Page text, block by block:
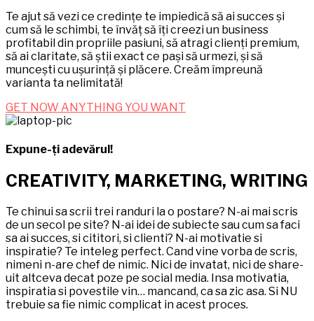
Te ajut să vezi ce credințe te impiedică să ai succes și
cum să le schimbi, te învăț să îți creezi un business
profitabil din propriile pasiuni, să atragi clienți premium,
să ai claritate, să știi exact ce pași să urmezi, și să
muncești cu ușurință și plăcere. Creăm împreună
varianta ta nelimitată!
GET NOW ANYTHING YOU WANT
Expune-ți adevărul!
CREATIVITY, MARKETING, WRITING
Te chinui sa scrii trei randuri la o postare? N-ai mai scris
de un secol pe site? N-ai idei de subiecte sau cum sa faci
sa ai succes, si cititori, si clienti? N-ai motivatie si
inspiratie? Te inteleg perfect. Cand vine vorba de scris,
nimeni n-are chef de nimic. Nici de invatat, nici de share-
uit altceva decat poze pe social media. Insa motivatia,
inspiratia si povestile vin… mancand, ca sa zic asa. Si NU
trebuie sa fie nimic complicat in acest proces.